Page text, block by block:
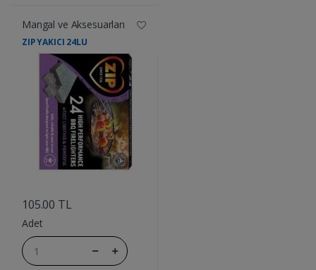
Mangal ve Aksesuarları
ZIP YAKICI 24LU
105.00 TL
Adet